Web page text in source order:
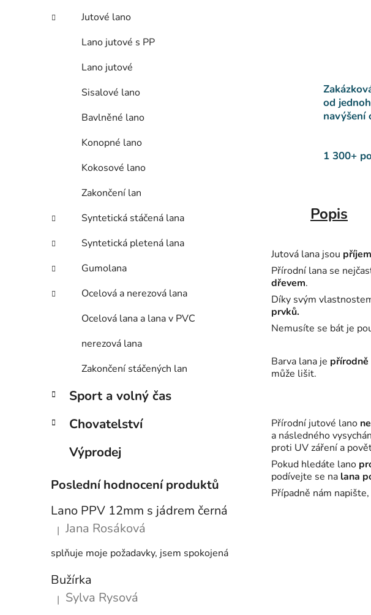
Jutové lano
Lano jutové s PP
Lano jutové
Sisalové lano
Bavlněné lano
Konopné lano
Kokosové lano
Zakončení lan
Syntetická stáčená lana
Syntetická pletená lana
Gumolana
Ocelová a nerezová lana
Ocelová lana a lana v PVC
nerezová lana
Zakončení stáčených lan
Sport a volný čas
Chovatelství
Výprodej
Poslední hodnocení produktů
Lano PPV 12mm s jádrem černá
Hodnocení produktu je 5 z 5 hvězdiček.
| Jana Rosáková
splňuje moje požadavky, jsem spokojená
Bužírka
Hodnocení produktu je 5 z 5 hvězdiček.
| Sylva Rysová
od
navýšení
1 300+
Popis
Jutová lana jsou
Přírodní lana se
dřevem.
Díky svým
prvků.
Nemusíte se bát je
Barva lana je přírodně
může lišit.
Přírodní jutové lano
a následného
proti UV záření a
Pokud hledáte lano
podívejte se na lana
Případně nám